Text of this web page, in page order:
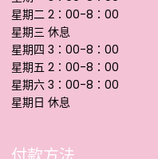
星期二 2：00-8：00
星期三 休息
星期四 3：00-8：00
星期五 2：00-8：00
星期六 3：00-8：00
星期日 休息